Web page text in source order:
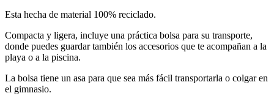
Esta hecha de material 100% reciclado.
Compacta y ligera, incluye una práctica bolsa para su transporte,
donde puedes guardar también los accesorios que te acompañan a la
playa o a la piscina.
La bolsa tiene un asa para que sea más fácil transportarla o colgar en
el gimnasio.